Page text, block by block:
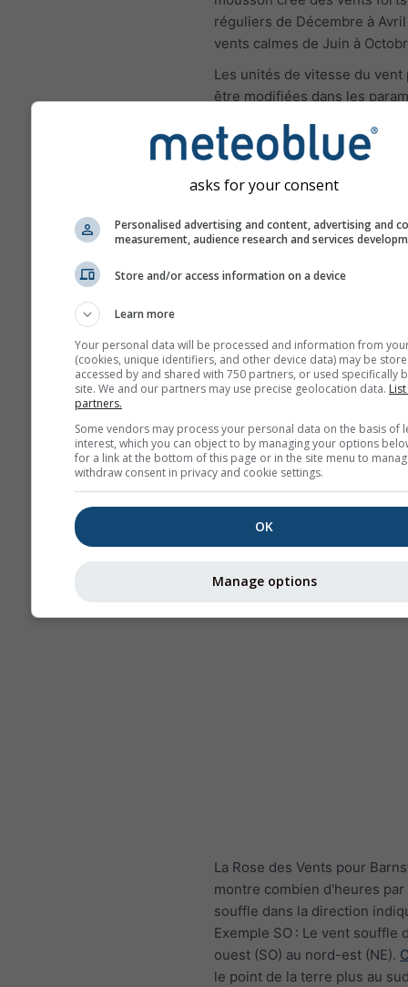
réguliers de Décembre à
vents calmes de Juin à
Les unités de vitesse du vent
être modifiées dans les
Rose des vents
La Rose des Vents pour
montre combien d'heures par
souffle dans la direction
Exemple SO : Le vent souffle
ouest (SO) au nord-est (NE).
le point de la terre plus au
asks for your consent
Personalised advertising and content, advertising and
measurement, audience research and services
Store and/or access information on a device
Learn more
Your personal data will be processed and information from
(cookies, unique identifiers, and other device data) may be
accessed by and shared with 750 partners, or used specifically
site. We and our partners may use precise geolocation data.
partners.
Some vendors may process your personal data on the basis of
interest, which you can object to by managing your options
for a link at the bottom of this page or in the site menu to
withdraw consent in privacy and cookie settings.
OK
Manage options